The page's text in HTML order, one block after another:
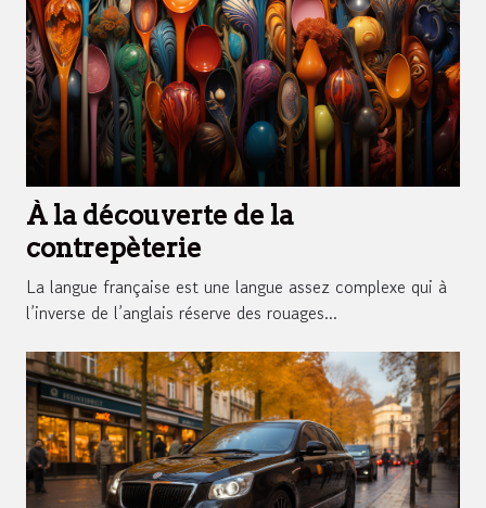
À la découverte de la
contrepèterie
La langue française est une langue assez complexe qui à
l’inverse de l’anglais réserve des rouages...